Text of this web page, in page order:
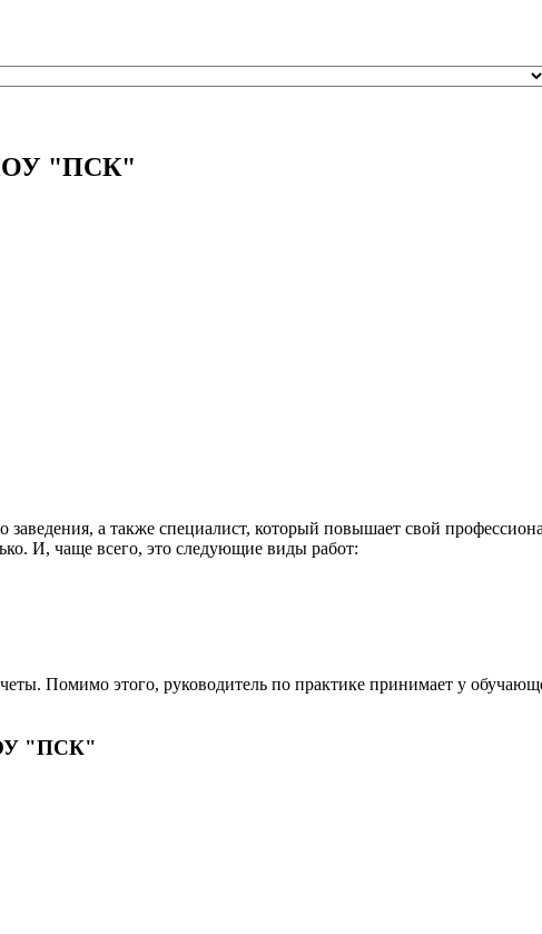
"ПСК"
а также специалист, который повышает свой
И, чаще всего, это следующие виды работ:
Помимо этого, руководитель по практике принимает у
"ПСК"